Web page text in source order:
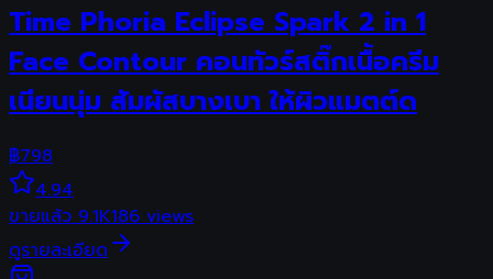
Time Phoria Eclipse Spark 2 in 1
Face Contour คอนทัวร์สติ๊กเนื้อครีม
เนียนนุ่ม สัมผัสบางเบา ให้ผิวแมตต์ด
฿798
4.94
ขายแล้ว 9.1K186 views
ดูรายละเอียด